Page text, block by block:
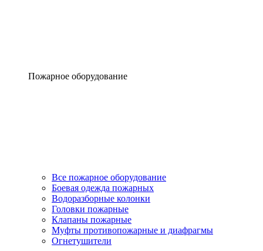
Пожарное оборудование
Все пожарное оборудование
Боевая одежда пожарных
Водоразборные колонки
Головки пожарные
Клапаны пожарные
Муфты противопожарные и диафрагмы
Огнетушители